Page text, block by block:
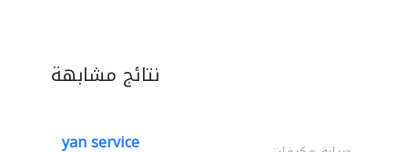
نتائج مشابهة
yan service